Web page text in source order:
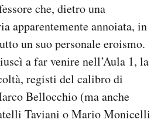
che, dietro una
apparentemente annoiata, in
un suo personale eroismo.
a far venire nell’Aula 1, la
registi del calibro di
Bellocchio (ma anche
Taviani o Mario Monicelli